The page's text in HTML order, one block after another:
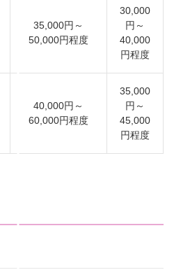
35,000円～
50,000円程度
30,000
円～
40,000
円程度
40,000円～
60,000円程度
35,000
円～
45,000
円程度